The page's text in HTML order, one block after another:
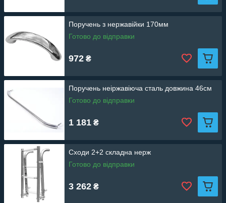
Поручень з нержавійки 170мм
Готово до відправки
972 ₴
Поручень неіржавіюча сталь довжина 46см
Готово до відправки
1 181 ₴
Сходи 2+2 складна нерж
Готово до відправки
3 262 ₴